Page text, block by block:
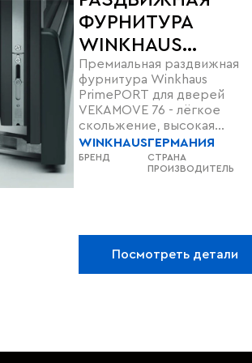
ФУРНИТУРА
WINKHAUS
PRIMEPORT ДЛЯ
СИСТЕМЫ
VEKAMOVE 76
Премиальная раздвижная
фурнитура Winkhaus
PrimePORT для дверей
VEKAMOVE 76 - лёгкое
скольжение, высокая
надёжность и комфорт в
использовании.
WINKHAUS
БРЕНД
ГЕРМАНИЯ
СТРАНА
ПРОИЗВОДИТЕЛЬ
Посмотреть детали